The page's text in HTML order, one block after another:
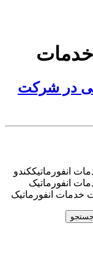
در شرکت
انفورماتیککندو
انفورماتیک
انفورماتیک